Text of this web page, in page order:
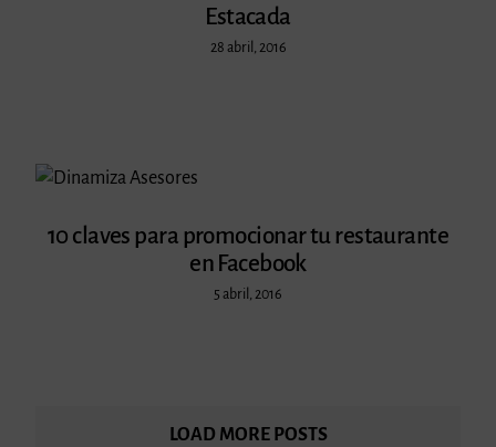
Estacada
28 abril, 2016
10 claves para promocionar tu restaurante
en Facebook
5 abril, 2016
LOAD MORE POSTS